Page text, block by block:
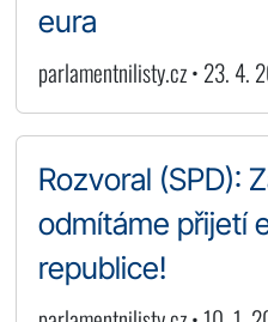
eura
parlamentnilisty.cz • 23. 4.
Rozvoral (SPD):
odmítáme přijetí
republice!